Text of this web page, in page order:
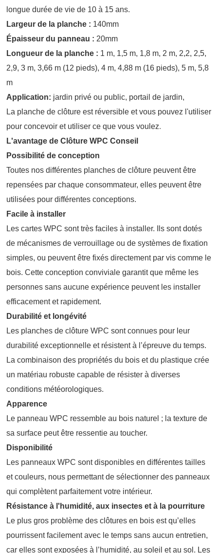
longue durée de vie de 10 à 15 ans.
Largeur de la planche : 140mm
Épaisseur du panneau : 20mm
Longueur de la planche : 1 m, 1,5 m, 1,8 m, 2 m, 2,2, 2,5,
2,9, 3 m, 3,66 m (12 pieds), 4 m, 4,88 m (16 pieds), 5 m, 5,8
m
Application: jardin privé ou public, portail de jardin,
La planche de clôture est réversible et vous pouvez l'utiliser
pour concevoir et utiliser ce que vous voulez.
L'avantage deClôture WPCConseil
Possibilité de conception
Toutes nos différentes planches de clôture peuvent être
repensées par chaque consommateur, elles peuvent être
utilisées pour différentes conceptions.
Facile à installer
Les cartes WPC sont très faciles à installer. Ils sont dotés
de mécanismes de verrouillage ou de systèmes de fixation
simples, ou peuvent être fixés directement par vis comme le
bois. Cette conception conviviale garantit que même les
personnes sans aucune expérience peuvent les installer
efficacement et rapidement.
Durabilité et longévité
Les planches de clôture WPC sont connues pour leur
durabilité exceptionnelle et résistent à l’épreuve du temps.
La combinaison des propriétés du bois et du plastique crée
un matériau robuste capable de résister à diverses
conditions météorologiques.
Apparence
Le panneau WPC ressemble au bois naturel ; la texture de
sa surface peut être ressentie au toucher.
Disponibilité
Les panneaux WPC sont disponibles en différentes tailles
et couleurs, nous permettant de sélectionner des panneaux
qui complètent parfaitement votre intérieur.
Résistance à l'humidité, aux insectes et à la pourriture
Le plus gros problème des clôtures en bois est qu’elles
pourrissent facilement avec le temps sans aucun entretien,
car elles sont exposées à l’humidité, au soleil et au sol. Les